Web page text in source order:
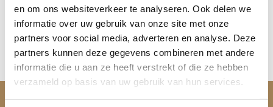
en om ons websiteverkeer te analyseren. Ook delen we
informatie over uw gebruik van onze site met onze
partners voor social media, adverteren en analyse. Deze
partners kunnen deze gegevens combineren met andere
informatie die u aan ze heeft verstrekt of die ze hebben
verzameld op basis van uw gebruik van hun services.
Neem contact op